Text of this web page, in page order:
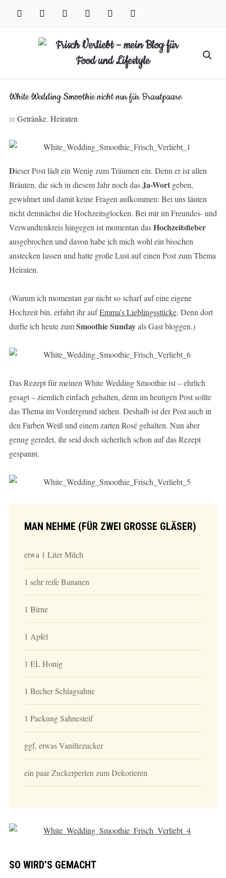
facebook instagram pinterest twitter xing youtube
Search
White Wedding Smoothie nicht nur für Brautpaare
in Getränke, Heiraten
Dieser Post lädt ein Wenig zum Träumen ein. Denn er ist allen
Bräuten, die sich in diesem Jahr noch dasJa-Wortgeben,
gewidmet und damit keine Fragen aufkommen: Bei uns läuten
nicht demnächst die Hochzeitsglocken. Bei mir im Freundes- und
Verwandtenkreis hingegen ist momentan dasHochzeitsfieber
ausgebrochen und davon habe ich mich wohl ein bisschen
anstecken lassen und hatte große Lust auf einen Post zum Thema
Heiraten.
(Warum ich momentan gar nicht so scharf auf eine eigene
Hochzeit bin, erfahrt ihr aufEmma’s Lieblingsstücke. Denn dort
durfte ich heute zumSmoothie Sundayals Gast bloggen.)
Das Rezept für meinen White Wedding Smoothie ist – ehrlich
gesagt – ziemlich einfach gehalten, denn im heutigen Post sollte
das Thema im Vordergrund stehen. Deshalb ist der Post auch in
den Farben Weiß und einem zarten Rosé gehalten. Nun aber
genug geredet, ihr seid doch sicherlich schon auf das Rezept
gespannt.
MAN NEHME (FÜR ZWEI GROSSE GLÄSER)
etwa 1 Liter Milch
1 sehr reife Bananen
1 Birne
1 Apfel
1 EL Honig
1 Becher Schlagsahne
1 Packung Sahnesteif
ggf. etwas Vanillezucker
ein paar Zuckerperlen zum Dekorieren
SO WIRD’S GEMACHT